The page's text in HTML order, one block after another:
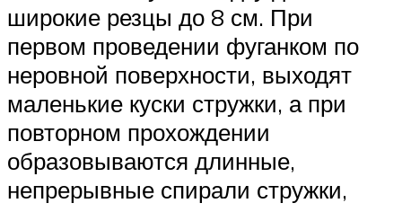
широкие резцы до 8 см. При
первом проведении фуганком по
неровной поверхности, выходят
маленькие куски стружки, а при
повторном прохождении
образовываются длинные,
непрерывные спирали стружки,